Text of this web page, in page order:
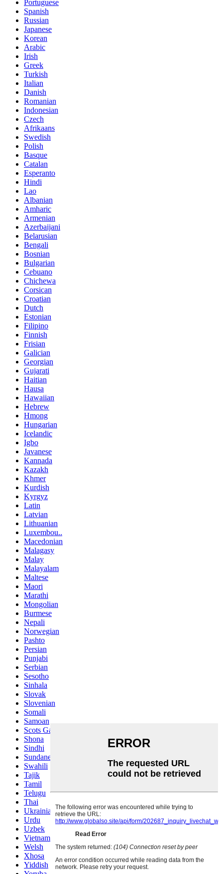
Portuguese
Spanish
Russian
Japanese
Korean
Arabic
Irish
Greek
Turkish
Italian
Danish
Romanian
Indonesian
Czech
Afrikaans
Swedish
Polish
Basque
Catalan
Esperanto
Hindi
Lao
Albanian
Amharic
Armenian
Azerbaijani
Belarusian
Bengali
Bosnian
Bulgarian
Cebuano
Chichewa
Corsican
Croatian
Dutch
Estonian
Filipino
Finnish
Frisian
Galician
Georgian
Gujarati
Haitian
Hausa
Hawaiian
Hebrew
Hmong
Hungarian
Icelandic
Igbo
Javanese
Kannada
Kazakh
Khmer
Kurdish
Kyrgyz
Latin
Latvian
Lithuanian
Luxembou..
Macedonian
Malagasy
Malay
Malayalam
Maltese
Maori
Marathi
Mongolian
Burmese
Nepali
Norwegian
Pashto
Persian
Punjabi
Serbian
Sesotho
Sinhala
Slovak
Slovenian
Somali
Samoan
Scots Gaelic
Shona
Sindhi
Sundanese
Swahili
Tajik
Tamil
Telugu
Thai
Ukrainian
Urdu
Uzbek
Vietnamese
Welsh
Xhosa
Yiddish